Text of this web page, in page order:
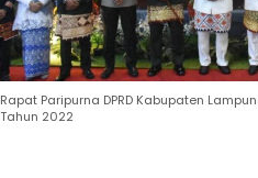
Rapat Paripurna DPRD Kabupaten
Tahun 2022